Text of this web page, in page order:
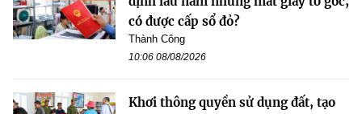
có được cấp sổ đỏ?
Thành Công
10:06 08/08/2026
Khơi thông quyền sử dụng đất, tạo